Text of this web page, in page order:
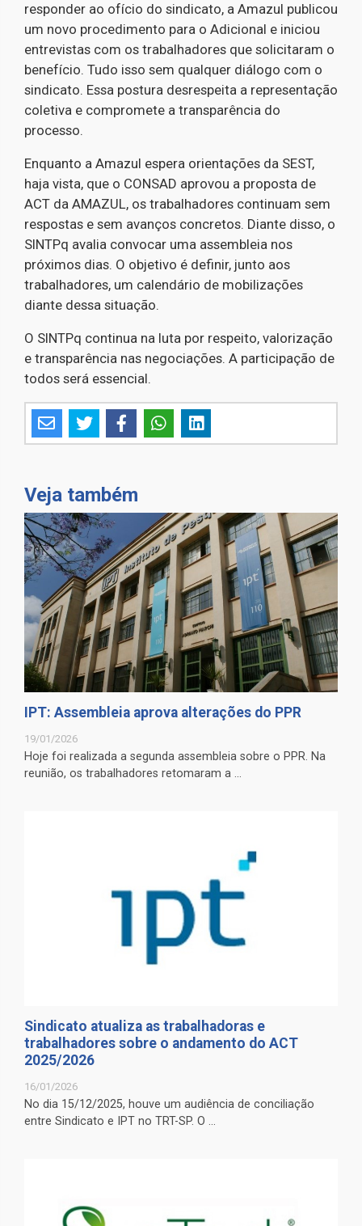
responder ao ofício do sindicato, a Amazul publicou
um novo procedimento para o Adicional e iniciou
entrevistas com os trabalhadores que solicitaram o
benefício. Tudo isso sem qualquer diálogo com o
sindicato. Essa postura desrespeita a representação
coletiva e compromete a transparência do
processo.
Enquanto a Amazul espera orientações da SEST,
haja vista, que o CONSAD aprovou a proposta de
ACT da AMAZUL, os trabalhadores continuam sem
respostas e sem avanços concretos. Diante disso, o
SINTPq avalia convocar uma assembleia nos
próximos dias. O objetivo é definir, junto aos
trabalhadores, um calendário de mobilizações
diante dessa situação.
O SINTPq continua na luta por respeito, valorização
e transparência nas negociações. A participação de
todos será essencial.
Veja também
IPT: Assembleia aprova alterações do PPR
19/01/2026
Hoje foi realizada a segunda assembleia sobre o PPR. Na
reunião, os trabalhadores retomaram a ...
Sindicato atualiza as trabalhadoras e
trabalhadores sobre o andamento do ACT
2025/2026
16/01/2026
No dia 15/12/2025, houve um audiência de conciliação
entre Sindicato e IPT no TRT-SP. O ...